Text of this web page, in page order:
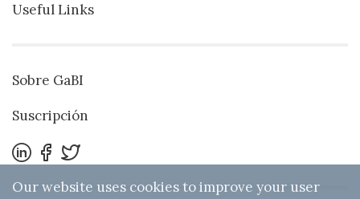
Useful Links
Sobre GaBI
Suscripción
Our website uses cookies to improve your user